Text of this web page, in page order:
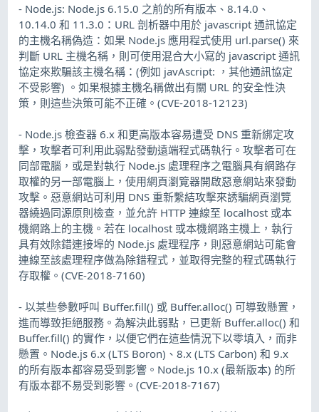
- Node.js: Node.js 6.15.0 之前的所有版本、8.14.0、
10.14.0 和 11.3.0：URL 剖析器中用於 javascript 通訊協定
的主機名稱偽造：如果 Node.js 應用程式使用 url.parse() 來
判斷 URL 主機名稱，則可使用混合大小寫的 javascript 通訊
協定來欺騙該主機名稱：(例如 javAscript: ，其他通訊協定
不受影響) 。如果根據主機名稱做出有關 URL 的安全性決
策，則這些決策可能不正確。(CVE-2018-12123)
- Node.js 檢查器 6.x 和更高版本容易遭受 DNS 重新綁定攻
擊，攻擊者可利用此弱點發動遠端程式碼執行。攻擊者可在
同部電腦，或是對執行 Node.js 處理程序之電腦具有網路存
取權的另一部電腦上，使用網頁瀏覽器開啟惡意網站來發動
攻擊。惡意網站可利用 DNS 重新繫結攻擊來誘騙網頁瀏覽
器繞過同源原則檢查，並允許 HTTP 連線至 localhost 或本
機網路上的主機。若在 localhost 或本機網路主機上，執行
具有效除錯連接埠的 Node.js 處理程序，則惡意網站可能會
連線至該處理程序做為除錯程式，並取得完整的程式碼執行
存取權。(CVE-2018-7160)
- 以某些參數呼叫 Buffer.fill() 或 Buffer.alloc() 可導致懸置，
進而導致拒絕服務。為解決此弱點，已更新 Buffer.alloc() 和
Buffer.fill() 的實作，以便它們在這些情況下以零填入，而非
懸置。Node.js 6.x (LTS Boron)、8.x (LTS Carbon) 和 9.x
的所有版本都容易受到影響。Node.js 10.x (最新版本) 的所
有版本都不易受到影響。(CVE-2018-7167)